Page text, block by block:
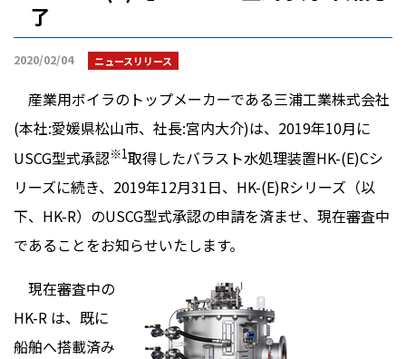
了
2020/02/04 ニュースリリース
産業用ボイラのトップメーカーである三浦工業株式会社
(本社:愛媛県松山市、社長:宮内大介)は、2019年10月に
USCG型式承認※1取得したバラスト水処理装置HK-(E)Cシ
リーズに続き、2019年12月31日、HK-(E)Rシリーズ（以
下、HK-R）のUSCG型式承認の申請を済ませ、現在審査中
であることをお知らせいたします。
現在審査中の
HK-R は、既に
船舶へ搭載済み